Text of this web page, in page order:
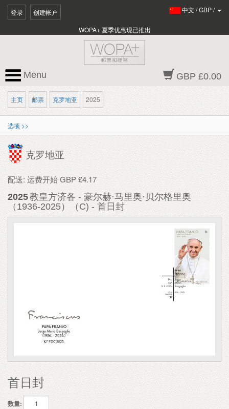
登录 创建帐户 中文 /GBP/
WOPA+ 夏季优惠现已推出
GBP £0.00
Menu
主页 邮票 克罗地亚 2025
选项 >>
克罗地亚
配送: 运费开始 GBP £4.17
2025教皇方济各 - 豪尔赫·马里奥·贝尔格里奥
（1936-2025）（C) - 首日封
首日封
数量: